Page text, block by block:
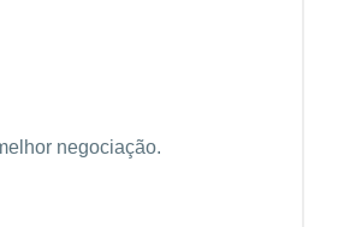
negociação.